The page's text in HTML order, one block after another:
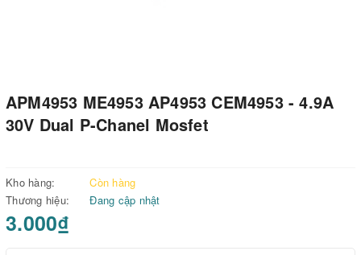
APM4953 ME4953 AP4953 CEM4953 - 4.9A
30V Dual P-Chanel Mosfet
Kho hàng:
Còn hàng
Thương hiệu:
Đang cập nhật
3.000₫